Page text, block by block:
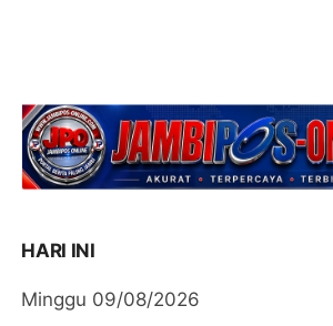
HARI INI
Minggu 09/08/2026